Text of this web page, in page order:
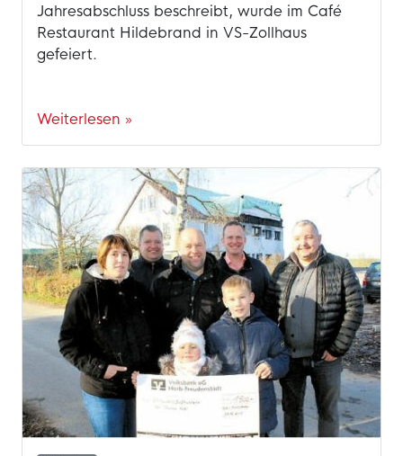
Jahresabschluss beschreibt, wurde im Café
Restaurant Hildebrand in VS-Zollhaus
gefeiert.
Weiterlesen »